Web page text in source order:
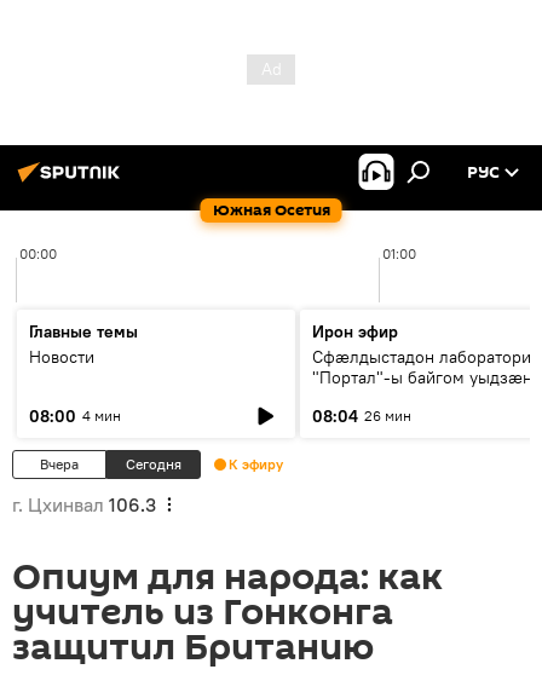
Южная Осетия
РУС
00:00 01:00
Главные темы
Новости
08:00 4 мин
Ирон эфир
Сфæлдыстадон лаборатори
"Портал"-ы байгом уыдзæн
Æхсары куыстыты равдыст
08:04 26 мин
Вчера Сегодня К эфиру
г. Цхинвал 106.3
Опиум для народа: как
учитель из Гонконга
защитил Британию